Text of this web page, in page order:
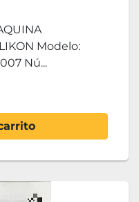
Modelo:
Nú...